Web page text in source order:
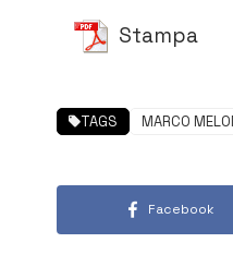
Stampa
TAGS MARCO
Facebook